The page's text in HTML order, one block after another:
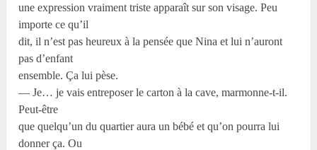
une expression vraiment triste apparaît sur son visage. Peu
importe ce qu’il
dit, il n’est pas heureux à la pensée que Nina et lui n’auront
pas d’enfant
ensemble. Ça lui pèse.
— Je… je vais entreposer le carton à la cave, marmonne-t-il.
Peut-être
que quelqu’un du quartier aura un bébé et qu’on pourra lui
donner ça. Ou